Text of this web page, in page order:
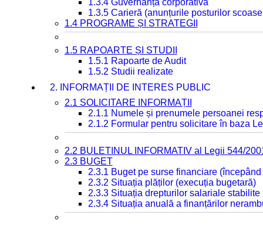
1.3.4 Guvernanță corporativă
1.3.5 Carieră (anunțurile posturilor
1.4 PROGRAME ȘI STRATEGII
1.5 RAPOARTE ȘI STUDII
1.5.1 Rapoarte de Audit
1.5.2 Studii realizate
2. INFORMAȚII DE INTERES PUBLIC
2.1 SOLICITARE INFORMAȚII
2.1.1 Numele și prenumele persoanei
2.1.2 Formular pentru solicitare în baza
2.2 BULETINUL INFORMATIV al Legii 544/
2.3 BUGET
2.3.1 Buget pe surse financiare
2.3.2 Situația plăților (execuția bugetară)
2.3.3 Situația drepturilor salariale
2.3.4 Situația anuală a finanțărilor